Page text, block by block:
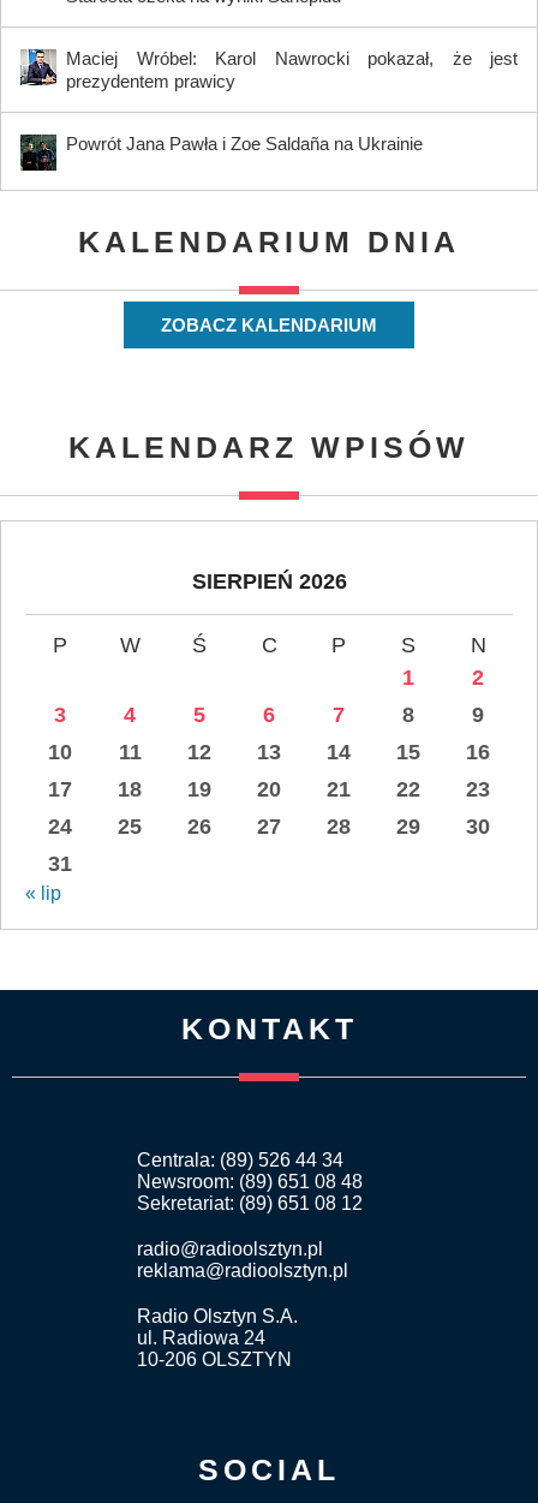
Maciej Wróbel: Karol Nawrocki pokazał, że jest
prezydentem prawicy
Powrót Jana Pawła i Zoe Saldaña na Ukrainie
KALENDARIUM DNIA
ZOBACZ KALENDARIUM
KALENDARZ WPISÓW
SIERPIEŃ 2026
P W Ś C P S
N
1
2
3
4 5 6 7 8
9
10
11 12 13 14 15
16
17
18 19 20 21 22
23
24
25 26 27 28 29
30
31
« lip
KONTAKT
Centrala: (89) 526 44 34
Newsroom: (89) 651 08 48
Sekretariat: (89) 651 08 12
radio@radioolsztyn.pl
reklama@radioolsztyn.pl
Radio Olsztyn S.A.
ul. Radiowa 24
10-206 OLSZTYN
SOCIAL